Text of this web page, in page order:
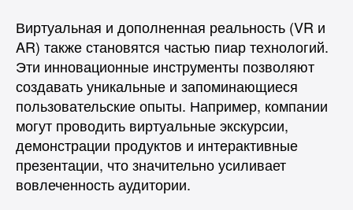
Виртуальная и дополненная реальность (VR и
AR) также становятся частью пиар технологий.
Эти инновационные инструменты позволяют
создавать уникальные и запоминающиеся
пользовательские опыты. Например, компании
могут проводить виртуальные экскурсии,
демонстрации продуктов и интерактивные
презентации, что значительно усиливает
вовлеченность аудитории.